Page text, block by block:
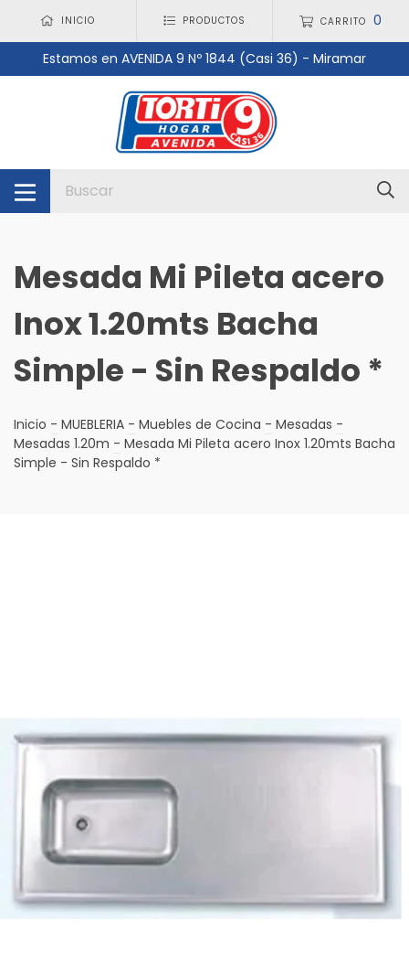
INICIO PRODUCTOS CARRITO 0
Estamos en AVENIDA 9 Nº 1844 (Casi 36) - Miramar
Mesada Mi Pileta acero
Inox 1.20mts Bacha
Simple - Sin Respaldo *
Inicio - MUEBLERIA - Muebles de Cocina - Mesadas -
Mesadas 1.20m - Mesada Mi Pileta acero Inox 1.20mts Bacha
Simple - Sin Respaldo *